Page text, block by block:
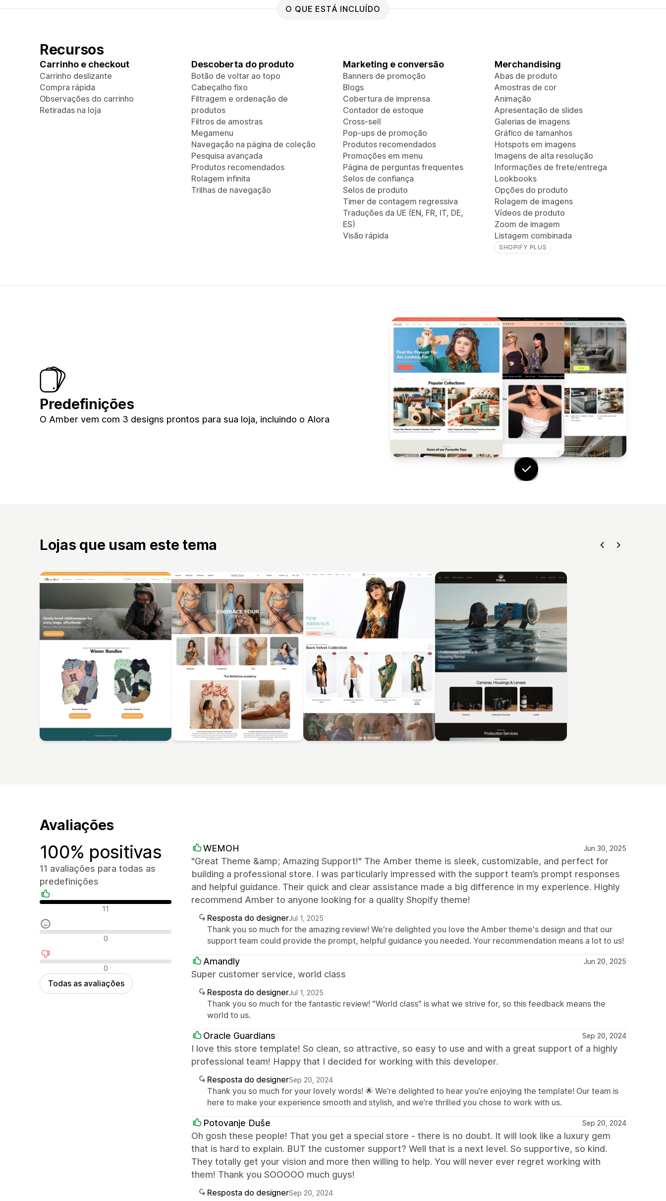
O QUE ESTÁ INCLUÍDO
Recursos
Carrinho e checkout
Carrinho deslizante
Compra rápida
Observações do carrinho
Retiradas na loja
Descoberta do produto
Botão de voltar ao topo
Cabeçalho fixo
Filtragem e ordenação de
produtos
Filtros de amostras
Megamenu
Navegação na página de coleção
Pesquisa avançada
Produtos recomendados
Rolagem infinita
Trilhas de navegação
Marketing e conversão
Banners de promoção
Blogs
Cobertura de imprensa
Contador de estoque
Cross-sell
Pop-ups de promoção
Produtos recomendados
Promoções em menu
Página de perguntas frequentes
Selos de confiança
Selos de produto
Timer de contagem regressiva
Traduções da UE (EN, FR, IT, DE,
ES)
Visão rápida
Merchandising
Abas de produto
Amostras de cor
Animação
Apresentação de slides
Galerias de imagens
Gráfico de tamanhos
Hotspots em imagens
Imagens de alta resolução
Informações de frete/entrega
Lookbooks
Opções do produto
Rolagem de imagens
Vídeos de produto
Zoom de imagem
Listagem combinada
SHOPIFY PLUS
Predefinições
O Amber vem com 3 designs prontos para sua loja, incluindo o Alora
Lojas que usam este tema
Avaliações
100% positivas
11 avaliações para todas as
predefinições
Avaliações positivas
11
Avaliações neutras
0
Avaliações negativas
0
Todas as avaliações
WEMOH Jun 30, 2025
"Great Theme &amp; Amazing Support!" The Amber theme is sleek, customizable, and perfect for
building a professional store. I was particularly impressed with the support team’s prompt responses
and helpful guidance. Their quick and clear assistance made a big difference in my experience. Highly
recommend Amber to anyone looking for a quality Shopify theme!
Resposta do designerJul 1, 2025
Thank you so much for the amazing review! We're delighted you love the Amber theme's design and that our
support team could provide the prompt, helpful guidance you needed. Your recommendation means a lot to us!
Amandly Jun 20, 2025
Super customer service, world class
Resposta do designerJul 1, 2025
Thank you so much for the fantastic review! "World class" is what we strive for, so this feedback means the
world to us.
Oracle Guardians Sep 20, 2024
I love this store template! So clean, so attractive, so easy to use and with a great support of a highly
professional team! Happy that I decided for working with this developer.
Resposta do designerSep 20, 2024
Thank you so much for your lovely words! 🌟 We’re delighted to hear you’re enjoying the template! Our team is
here to make your experience smooth and stylish, and we’re thrilled you chose to work with us.
Potovanje Duše Sep 20, 2024
Oh gosh these people! That you get a special store - there is no doubt. It will look like a luxury gem
that is hard to explain. BUT the customer support? Well that is a next level. So supportive, so kind.
They totally get your vision and more then willing to help. You will never ever regret working with
them! Thank you SOOOOO much guys!
Resposta do designerSep 20, 2024